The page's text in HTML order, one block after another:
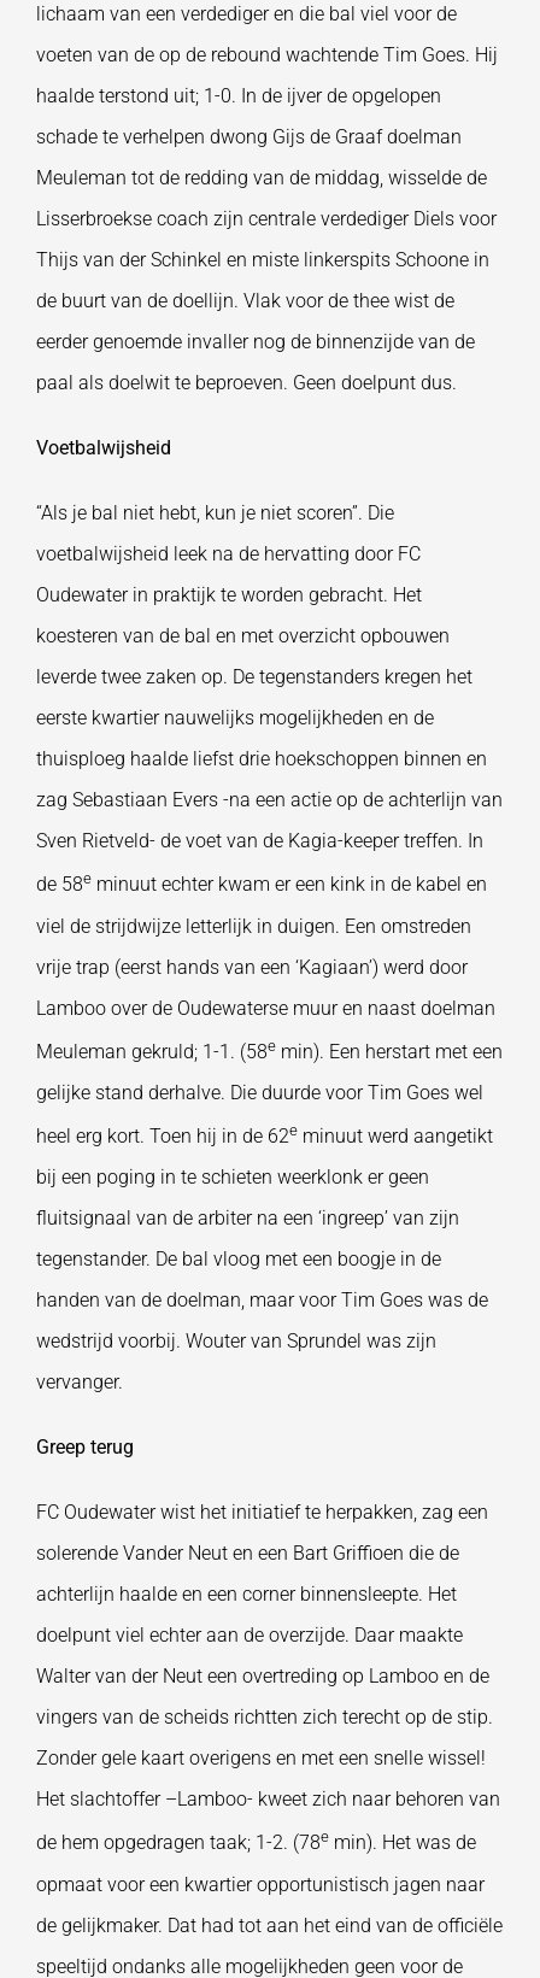
lichaam van een verdediger en die bal viel voor de
voeten van de op de rebound wachtende Tim Goes. Hij
haalde terstond uit; 1-0. In de ijver de opgelopen
schade te verhelpen dwong Gijs de Graaf doelman
Meuleman tot de redding van de middag, wisselde de
Lisserbroekse coach zijn centrale verdediger Diels voor
Thijs van der Schinkel en miste linkerspits Schoone in
de buurt van de doellijn. Vlak voor de thee wist de
eerder genoemde invaller nog de binnenzijde van de
paal als doelwit te beproeven. Geen doelpunt dus.
Voetbalwijsheid
“Als je bal niet hebt, kun je niet scoren”. Die
voetbalwijsheid leek na de hervatting door FC
Oudewater in praktijk te worden gebracht. Het
koesteren van de bal en met overzicht opbouwen
leverde twee zaken op. De tegenstanders kregen het
eerste kwartier nauwelijks mogelijkheden en de
thuisploeg haalde liefst drie hoekschoppen binnen en
zag Sebastiaan Evers -na een actie op de achterlijn van
Sven Rietveld- de voet van de Kagia-keeper treffen. In
de 58e minuut echter kwam er een kink in de kabel en
viel de strijdwijze letterlijk in duigen. Een omstreden
vrije trap (eerst hands van een ‘Kagiaan’) werd door
Lamboo over de Oudewaterse muur en naast doelman
Meuleman gekruld; 1-1. (58e min). Een herstart met een
gelijke stand derhalve. Die duurde voor Tim Goes wel
heel erg kort. Toen hij in de 62e minuut werd aangetikt
bij een poging in te schieten weerklonk er geen
fluitsignaal van de arbiter na een ‘ingreep’ van zijn
tegenstander. De bal vloog met een boogje in de
handen van de doelman, maar voor Tim Goes was de
wedstrijd voorbij. Wouter van Sprundel was zijn
vervanger.
Greep terug
FC Oudewater wist het initiatief te herpakken, zag een
solerende Vander Neut en een Bart Griffioen die de
achterlijn haalde en een corner binnensleepte. Het
doelpunt viel echter aan de overzijde. Daar maakte
Walter van der Neut een overtreding op Lamboo en de
vingers van de scheids richtten zich terecht op de stip.
Zonder gele kaart overigens en met een snelle wissel!
Het slachtoffer –Lamboo- kweet zich naar behoren van
de hem opgedragen taak; 1-2. (78e min). Het was de
opmaat voor een kwartier opportunistisch jagen naar
de gelijkmaker. Dat had tot aan het eind van de officiële
speeltijd ondanks alle mogelijkheden geen voor de